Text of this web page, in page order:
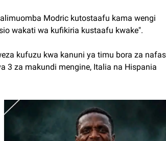
Modric kutostaafu kama wengi
wakati wa kufikiria kustaafu kwake".
kufuzu kwa kanuni ya timu bora za
3 za makundi mengine, Italia na Hispania